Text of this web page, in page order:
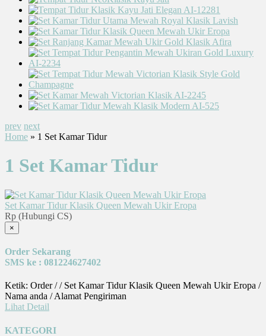
prev next
Home » 1 Set Kamar Tidur
1 Set Kamar Tidur
Set Kamar Tidur Klasik Queen Mewah Ukir Eropa
Rp (Hubungi CS)
×
Order Sekarang
SMS ke : 081224627402
Ketik: Order / / Set Kamar Tidur Klasik Queen Mewah Ukir Eropa /
Nama anda / Alamat Pengiriman
Lihat Detail
KATEGORI